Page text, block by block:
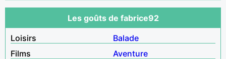
Les goûts de fabrice92
Loisirs
Balade
Films
Aventure